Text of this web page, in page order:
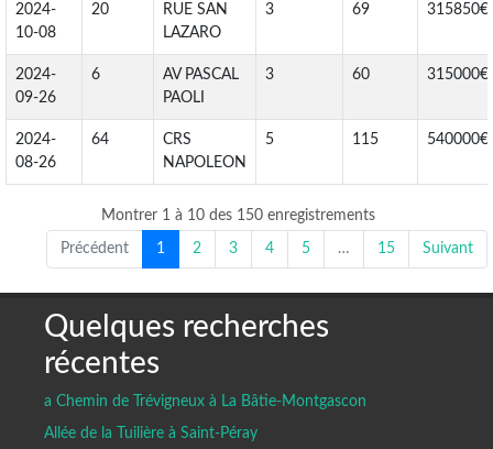
2024-
10-08
20
RUE SAN
LAZARO
3 69 315850€
2024-
09-26
6
AV PASCAL
PAOLI
3 60 315000€
2024-
08-26
64
CRS
NAPOLEON
5 115 540000€
Montrer 1 à 10 des 150 enregistrements
Précédent 1 2 3 4 5 … 15 Suivant
Quelques recherches
récentes
a Chemin de Trévigneux à La Bâtie-Montgascon
Allée de la Tuilière à Saint-Péray